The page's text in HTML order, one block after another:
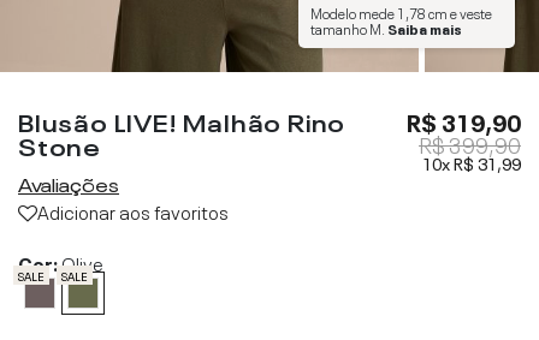
Modelo mede1,78 cme veste
tamanhoM Saiba mais
Blusão LIVE! Malhão Rino
Stone
Avaliações
Adicionar aos favoritos
R$ 319,90
R$ 399,90
10xR$ 31,99
Cor:Olive
SALE SALE